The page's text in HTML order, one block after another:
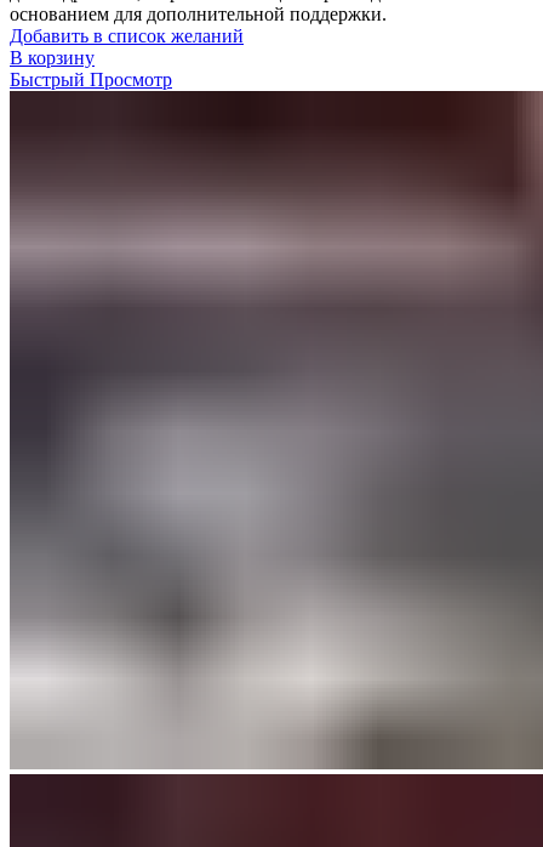
основанием для дополнительной поддержки.
Добавить в список желаний
В корзину
Быстрый Просмотр